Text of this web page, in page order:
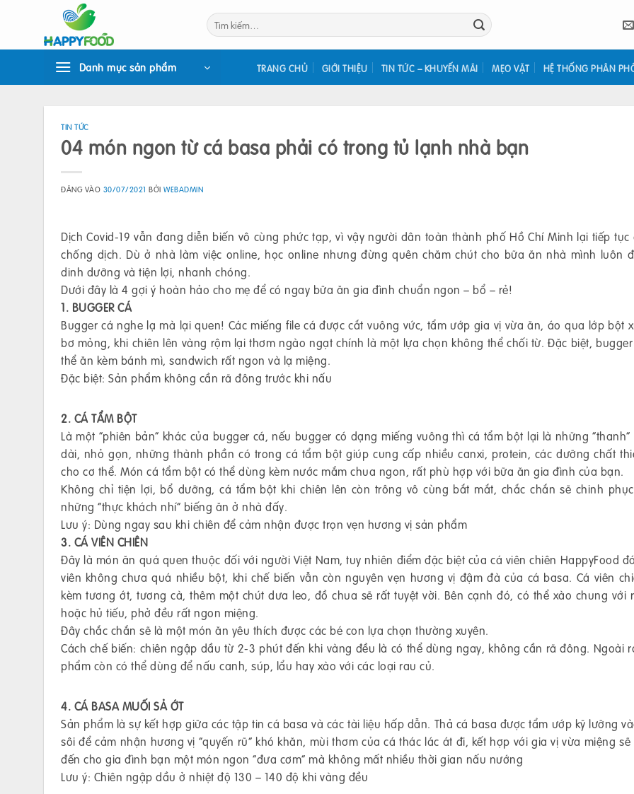
Tìm
kiếm:
Danh mục sản phẩm TRANG CHỦ GIỚI THIỆU TIN TỨC – KHUYẾN MÃI MẸO VẶT HỆ THỐNG PHÂN
TIN TỨC
04 món ngon từ cá basa phải có trong tủ lạnh nhà bạn
ĐĂNG VÀO 30/07/2021 BỞIWEBADMIN
Dịch Covid-19 vẫn đang diễn biến vô cùng phức tạp, vì vậy người dân toàn thành phố Hồ Chí Minh lại tiếp tục
chống dịch. Dù ở nhà làm việc online, học online nhưng đừng quên chăm chút cho bữa ăn nhà mình luôn
dinh dưỡng và tiện lợi, nhanh chóng.
Dưới đây là 4 gợi ý hoàn hảo cho mẹ để có ngay bữa ăn gia đình chuẩn ngon – bổ – rẻ!
1. BUGGER CÁ
Bugger cá nghe lạ mà lại quen! Các miếng file cá được cắt vuông vức, tẩm ướp gia vị vừa ăn, áo qua lớp bột
bơ mỏng, khi chiên lên vàng rộm lại thơm ngào ngạt chính là một lựa chọn không thể chối từ. Đặc biệt,
thể ăn kèm bánh mì, sandwich rất ngon và lạ miệng.
Đặc biệt: Sản phẩm không cần rã đông trước khi nấu
2. CÁ TẨM BỘT
Là một “phiên bản” khác của bugger cá, nếu bugger có dạng miếng vuông thì cá tẩm bột lại là những “thanh”
dài, nhỏ gọn, những thành phần có trong cá tẩm bột giúp cung cấp nhiều canxi, protein, các dưỡng chất
cho cơ thể. Món cá tẩm bột có thể dùng kèm nước mắm chua ngon, rất phù hợp với bữa ăn gia đình của bạn.
Không chỉ tiện lợi, bổ dưỡng, cá tẩm bột khi chiên lên còn trông vô cùng bắt mắt, chắc chắn sẽ chinh
những “thực khách nhí” biếng ăn ở nhà đấy.
Lưu ý: Dùng ngay sau khi chiên để cảm nhận được trọn vẹn hương vị sản phẩm
3. CÁ VIÊN CHIÊN
Đây là món ăn quá quen thuộc đối với người Việt Nam, tuy nhiên điểm đặc biệt của cá viên chiên HappyFood
viên không chưa quá nhiều bột, khi chế biến vẫn còn nguyên vẹn hương vị đậm đà của cá basa. Cá viên
kèm tương ớt, tương cà, thêm một chút dưa leo, đồ chua sẽ rất tuyệt vời. Bên cạnh đó, có thể xào chung với
hoặc hủ tiếu, phở đều rất ngon miệng.
Đây chắc chắn sẽ là một món ăn yêu thích được các bé con lựa chọn thường xuyên.
Cách chế biến: chiên ngập dầu từ 2-3 phút đến khi vàng đều là có thể dùng ngay, không cần rã đông. Ngoài
phẩm còn có thể dùng để nấu canh, súp, lẩu hay xào với các loại rau củ.
4. CÁ BASA MUỐI SẢ ỚT
Sản phẩm là sự kết hợp giữa các tập tin cá basa và các tài liệu hấp dẫn. Thả cá basa được tẩm ướp kỹ lưỡng
sôi để cảm nhận hương vị “quyến rũ” khó khăn, mùi thơm của cá thác lác át đi, kết hợp với gia vị vừa miệng
đến cho gia đình bạn một món ngon “đưa cơm” mà không mất nhiều thời gian nấu nướng
Lưu ý: Chiên ngập dầu ở nhiệt độ 130 – 140 độ khi vàng đều